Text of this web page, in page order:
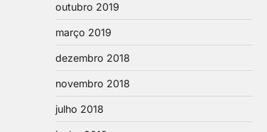
outubro 2019
março 2019
dezembro 2018
novembro 2018
julho 2018